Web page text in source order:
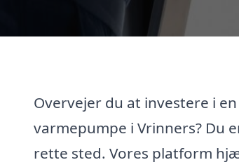
Overvejer du at investere i
varmepumpe i Vrinners? Du
rette sted. Vores platform